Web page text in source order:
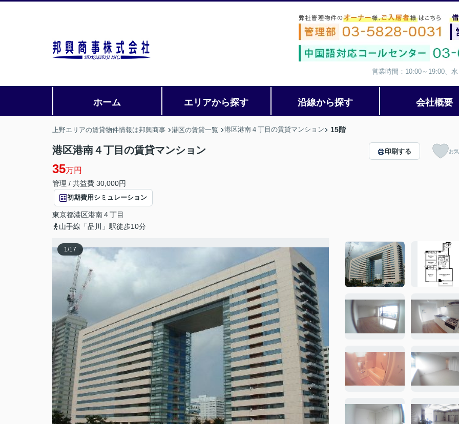
営業時間：10:00～19:00、
ホーム エリアから探す 沿線から探す 会社概要
上野エリアの賃貸物件情報は邦興商事 港区の賃貸一覧 港区港南４丁目の賃貸マンション 15階
港区港南４丁目の賃貸マンション
35万円
管理 / 共益費 30,000円
初期費用シミュレーション
東京都港区港南４丁目
山手線「品川」駅徒歩10分
印刷する お
1/17